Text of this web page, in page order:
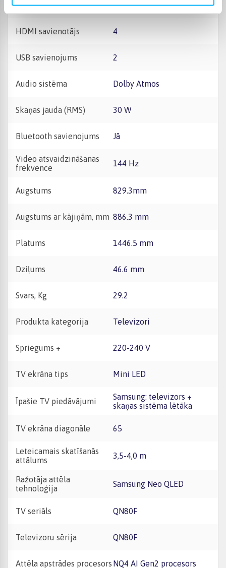
Enerģijas klase F
HDMI savienotājs 4
USB savienojums 2
Audio sistēma Dolby Atmos
Skaņas jauda (RMS) 30 W
Bluetooth savienojums Jā
Video atsvaidzināšanas
frekvence
144 Hz
Augstums 829.3mm
Augstums ar kājiņām, mm 886.3 mm
Platums 1446.5 mm
Dziļums 46.6 mm
Svars, Kg 29.2
Produkta kategorija Televizori
Spriegums + 220-240 V
TV ekrāna tips Mini LED
Īpašie TV piedāvājumi
Samsung: televizors +
skaņas sistēma lētāka
TV ekrāna diagonāle 65
Leteicamais skatīšanās
attālums
3,5-4,0 m
Ražotāja attēla
tehnoloģija
Samsung Neo QLED
TV seriāls QN80F
Televizoru sērija QN80F
Attēla apstrādes procesors NQ4 AI Gen2 procesors